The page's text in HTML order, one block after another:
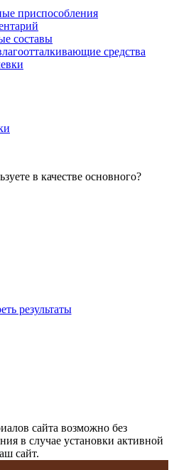
приспособления
составы
средства
в качестве основного?
результаты
сайта возможно без
в случае установки активной
сайт.